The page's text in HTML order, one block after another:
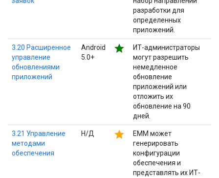
разработки для
определенных
приложений.
3.20 Расширенное
управление
обновлениями
приложений
Android
5.0+
star
ИТ-администраторы
могут разрешить
немедленное
обновление
приложений или
отложить их
обновление на 90
дней.
3.21 Управление
методами
обеспечения
Н/Д star
EMM может
генерировать
конфигурации
обеспечения и
представлять их ИТ-